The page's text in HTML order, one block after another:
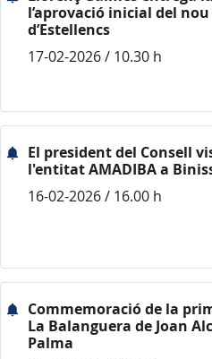
l’aprovació inicial del
d’Estellencs
17-02-2026 / 10.30 h
El president del Consell
l'entitat AMADIBA a
16-02-2026 / 16.00 h
Commemoració de la
La Balanguera de Joan
Palma